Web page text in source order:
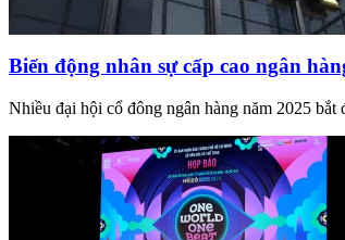
Biến động nhân sự cấp cao ngân
Nhiều đại hội cổ đông ngân hàng năm 2025